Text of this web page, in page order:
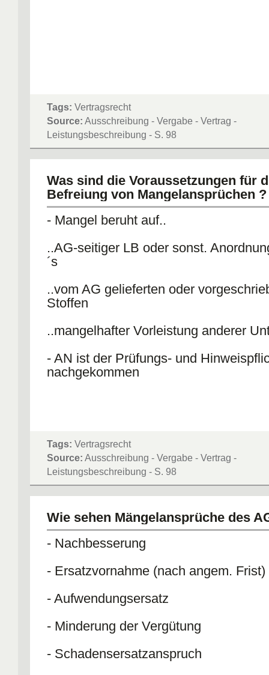
Tags: Vertragsrecht
Source: Ausschreibung - Vergabe - Vertrag -
Leistungsbeschreibung - S. 98
Was sind die Voraussetzungen für
Befreiung von Mangelansprüchen ?
- Mangel beruht auf..
..AG-seitiger LB oder sonst.
´s
..vom AG gelieferten oder
Stoffen
..mangelhafter Vorleistung anderer
- AN ist der Prüfungs- und
nachgekommen
Tags: Vertragsrecht
Source: Ausschreibung - Vergabe - Vertrag -
Leistungsbeschreibung - S. 98
Wie sehen Mängelansprüche des
- Nachbesserung
- Ersatzvornahme (nach angem. Frist)
- Aufwendungsersatz
- Minderung der Vergütung
- Schadensersatzanspruch